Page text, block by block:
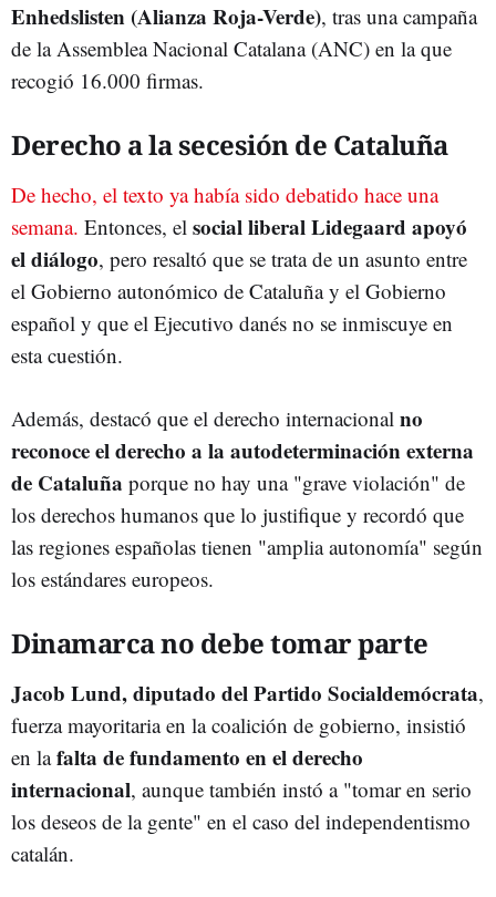
Enhedslisten (Alianza Roja-Verde), tras una campaña
de la Assemblea Nacional Catalana (ANC) en la que
recogió 16.000 firmas.
Derecho a la secesión de Cataluña
De hecho, el texto ya había sido debatido hace una
semana. Entonces, el social liberal Lidegaard apoyó
el diálogo, pero resaltó que se trata de un asunto entre
el Gobierno autonómico de Cataluña y el Gobierno
español y que el Ejecutivo danés no se inmiscuye en
esta cuestión.
Además, destacó que el derecho internacional no
reconoce el derecho a la autodeterminación externa
de Cataluña porque no hay una "grave violación" de
los derechos humanos que lo justifique y recordó que
las regiones españolas tienen "amplia autonomía" según
los estándares europeos.
Dinamarca no debe tomar parte
Jacob Lund, diputado del Partido Socialdemócrata,
fuerza mayoritaria en la coalición de gobierno, insistió
en lafalta de fundamento en el derecho
internacional, aunque también instó a "tomar en serio
los deseos de la gente" en el caso del independentismo
catalán.